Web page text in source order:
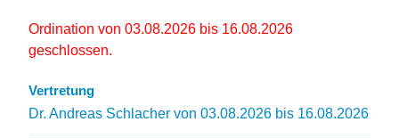
Ordination von 03.08.2026 bis 16.08.2026
geschlossen.
Vertretung
Dr. Andreas Schlacher von 03.08.2026 bis 16.08.2026